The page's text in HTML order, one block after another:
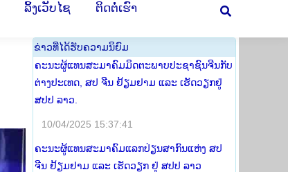
​ ລິ້ງ​ເວັບ​ໄຊ ​ຕິດ​ຕໍ່​ເຮົາ Search:
​ຂ່າວ​ທີ່​ໄດ້​ຮັບ​ຄວາມ​ນິ​ຍົມ
ຄະນະຜູ້ແທນສະມາຄົມມິດຕະພາບປະຊາຊົນຈີນກັບ
ຕ່າງປະເທດ, ສປ ຈີນ ຢ້ຽມຢາມ ແລະ ເຮັດວຽກຢູ່
ສປປ ລາວ.
10/04/2025 15:37:41
ຄະນະຜູ້ແທນສະມາຄົມແລກປ່ຽນສາກົນແຫ່ງ ສປ
ຈີນ ຢ້ຽມຢາມ ແລະ ເຮັດວຽກ ຢູ່ ສປປ ລາວ